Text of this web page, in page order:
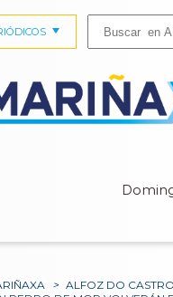
> ALFOZ DO